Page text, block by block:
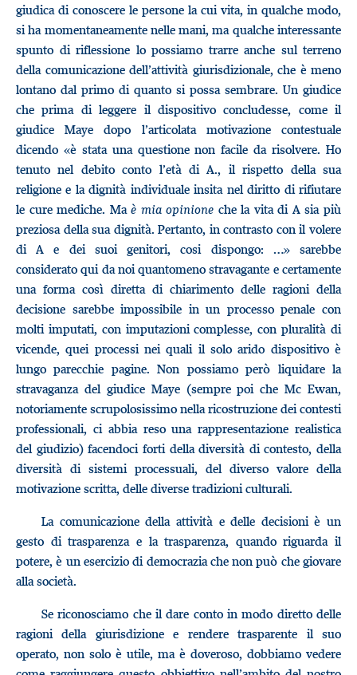
giudica di conoscere le persone la cui vita, in qualche modo,
si ha momentaneamente nelle mani, ma qualche interessante
spunto di riflessione lo possiamo trarre anche sul terreno
della comunicazione dell’attività giurisdizionale, che è meno
lontano dal primo di quanto si possa sembrare. Un giudice
che prima di leggere il dispositivo concludesse, come il
giudice Maye dopo l’articolata motivazione contestuale
dicendo «è stata una questione non facile da risolvere. Ho
tenuto nel debito conto l’età di A., il rispetto della sua
religione e la dignità individuale insita nel diritto di rifiutare
le cure mediche. Maè mia opinione che la vita di A sia più
preziosa della sua dignità. Pertanto, in contrasto con il volere
di A e dei suoi genitori, cosi dispongo: …» sarebbe
considerato qui da noi quantomeno stravagante e certamente
una forma così diretta di chiarimento delle ragioni della
decisione sarebbe impossibile in un processo penale con
molti imputati, con imputazioni complesse, con pluralità di
vicende, quei processi nei quali il solo arido dispositivo è
lungo parecchie pagine. Non possiamo però liquidare la
stravaganza del giudice Maye (sempre poi che Mc Ewan,
notoriamente scrupolosissimo nella ricostruzione dei contesti
professionali, ci abbia reso una rappresentazione realistica
del giudizio) facendoci forti della diversità di contesto, della
diversità di sistemi processuali, del diverso valore della
motivazione scritta, delle diverse tradizioni culturali.
La comunicazione della attività e delle decisioni è un
gesto di trasparenza e la trasparenza, quando riguarda il
potere, è un esercizio di democrazia che non può che giovare
alla società.
Se riconosciamo che il dare conto in modo diretto delle
ragioni della giurisdizione e rendere trasparente il suo
operato, non solo è utile, ma è doveroso, dobbiamo vedere